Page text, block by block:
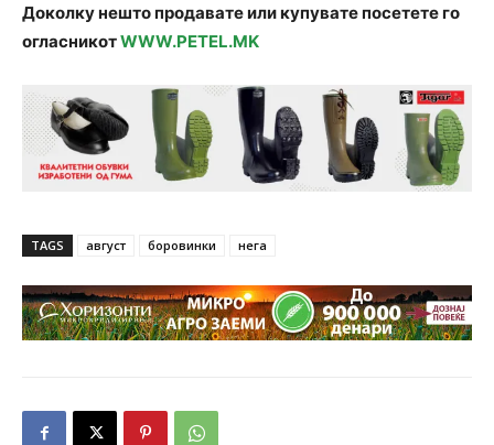
Доколку нешто продавате или купувате посетете го
огласникотWWW.PETEL.MK
TAGS август боровинки нега